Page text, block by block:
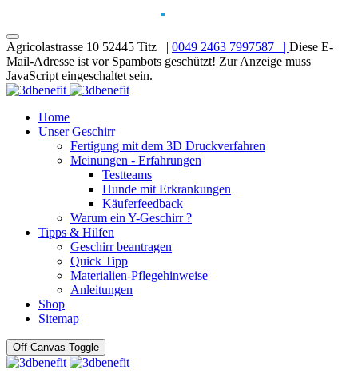
Agricolastrasse 10 52445 Titz | 0049 2463 7997587 | Diese E-
Mail-Adresse ist vor Spambots geschützt! Zur Anzeige muss
JavaScript eingeschaltet sein.
Home
Unser Geschirr
Fertigung mit dem 3D Druckverfahren
Meinungen - Erfahrungen
Testteams
Hunde mit Erkrankungen
Käuferfeedback
Warum ein Y-Geschirr ?
Tipps & Hilfen
Geschirr beantragen
Quick Tipp
Materialien-Pflegehinweise
Anleitungen
Shop
Sitemap
Off-Canvas Toggle